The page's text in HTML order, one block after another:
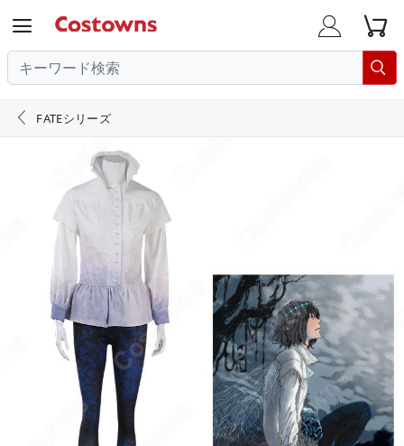
  

 FATEシリーズ